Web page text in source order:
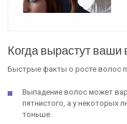
Когда вырастут ваши
Быстрые факты о росте волос
Выпадение волос может
пятнистого, а у некоторых
тоньше.